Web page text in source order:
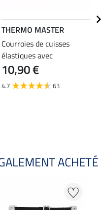
THERMO MASTER
Courroies de cuisses
élastiques avec
mousqueton
10,90 €
4.7 63
ACHETÉ